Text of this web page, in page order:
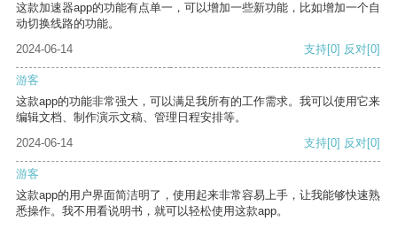
这款加速器app的功能有点单一，可以增加一些新功能，比如增加一个自
动切换线路的功能。
2024-06-14
支持[0] 反对[0]
游客
这款app的功能非常强大，可以满足我所有的工作需求。我可以使用它来
编辑文档、制作演示文稿、管理日程安排等。
2024-06-14
支持[0] 反对[0]
游客
这款app的用户界面简洁明了，使用起来非常容易上手，让我能够快速熟
悉操作。我不用看说明书，就可以轻松使用这款app。